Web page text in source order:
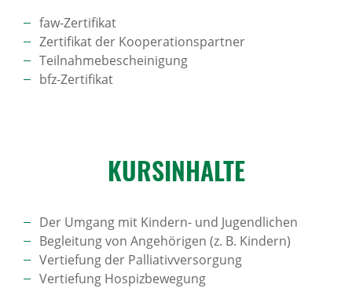
faw-Zertifikat
Zertifikat der Kooperationspartner
Teilnahmebescheinigung
bfz-Zertifikat
KURS­IN­HALTE
Der Umgang mit Kindern- und Jugendlichen
Begleitung von Angehörigen (z. B. Kindern)
Vertiefung der Palliativversorgung
Vertiefung Hospizbewegung